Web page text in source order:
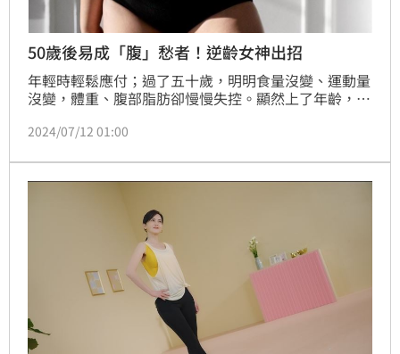
50歲後易成「腹」愁者！逆齡女神出招
年輕時輕鬆應付；過了五十歲，明明食量沒變、運動量
沒變，體重、腹部脂肪卻慢慢失控。顯然上了年齡，除
在50歲至60歲之間平均每年增加約0.7公斤，日漸增長
阻更影響心情，於是走向萬年不變的中年寬鬆風格！但
寬衣、寬褲常讓人感覺「太居家」、「隨便」，反而失
去了俐落感與修身效果！
2024/07/12 01:00